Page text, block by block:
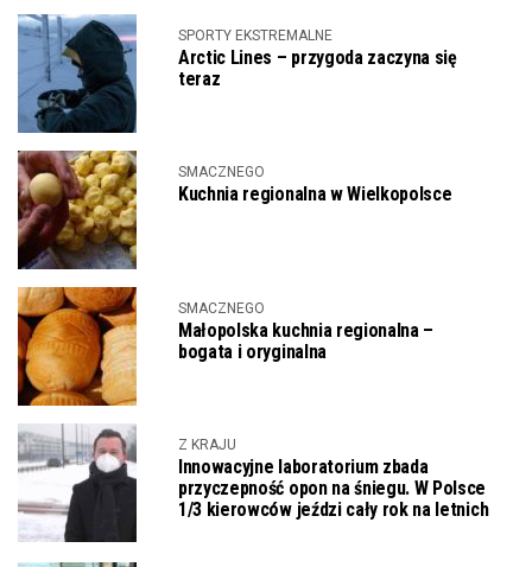
SPORTY EKSTREMALNE
Arctic Lines – przygoda zaczyna się
teraz
SMACZNEGO
Kuchnia regionalna w Wielkopolsce
SMACZNEGO
Małopolska kuchnia regionalna –
bogata i oryginalna
Z KRAJU
Innowacyjne laboratorium zbada
przyczepność opon na śniegu. W Polsce
1/3 kierowców jeździ cały rok na letnich